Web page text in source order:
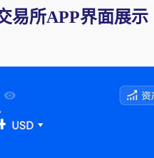
易所APP界面展示